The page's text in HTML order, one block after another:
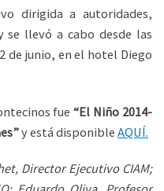
dirigida a autoridades,
se llevó a cabo desde las
de junio, en el hotel Diego
fue“El Niño 2014-
y está disponible AQUÍ.
Director Ejecutivo CIAM;